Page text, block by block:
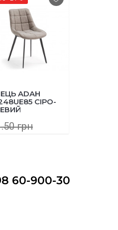
СТІЛЕЦЬ LISSY
CC0273J14 СВІТЛО-
4865.00 грн
60-900-30